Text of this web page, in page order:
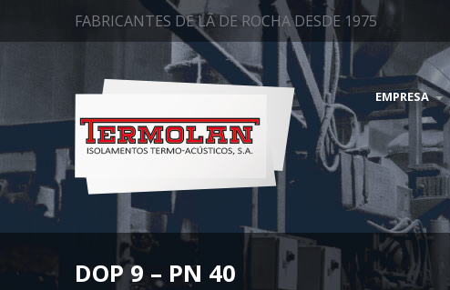
FABRICANTES DE LÃ DE ROCHA DESDE 1975
EMPRESA
DOP 9 – PN 40